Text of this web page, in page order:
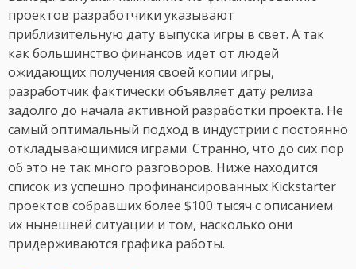
проектов разработчики указывают
приблизительную дату выпуска игры в свет. А так
как большинство финансов идет от людей
ожидающих получения своей копии игры,
разработчик фактически объявляет дату релиза
задолго до начала активной разработки проекта. Не
самый оптимальный подход в индустрии с постоянно
откладывающимися играми. Странно, что до сих пор
об это не так много разговоров. Ниже находится
список из успешно профинансированных Kickstarter
проектов собравших более $100 тысяч с описанием
их нынешней ситуации и том, насколько они
придерживаются графика работы.